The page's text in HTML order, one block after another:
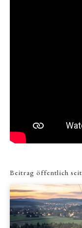
Beitrag öffentlich seit